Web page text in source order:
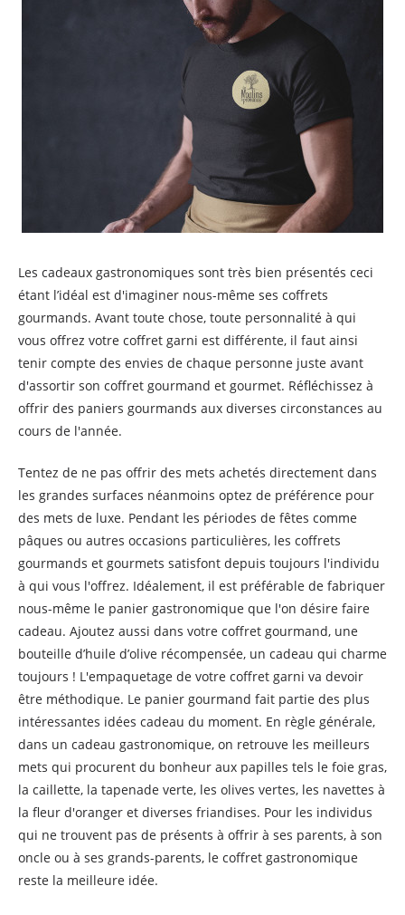
Les cadeaux gastronomiques sont très bien présentés ceci
étant l’idéal est d'imaginer nous-même ses coffrets
gourmands. Avant toute chose, toute personnalité à qui
vous offrez votre coffret garni est différente, il faut ainsi
tenir compte des envies de chaque personne juste avant
d'assortir son coffret gourmand et gourmet. Réfléchissez à
offrir des paniers gourmands aux diverses circonstances au
cours de l'année.
Tentez de ne pas offrir des mets achetés directement dans
les grandes surfaces néanmoins optez de préférence pour
des mets de luxe. Pendant les périodes de fêtes comme
pâques ou autres occasions particulières, les coffrets
gourmands et gourmets satisfont depuis toujours l'individu
à qui vous l'offrez. Idéalement, il est préférable de fabriquer
nous-même le panier gastronomique que l'on désire faire
cadeau. Ajoutez aussi dans votre coffret gourmand, une
bouteille d’huile d’olive récompensée, un cadeau qui charme
toujours ! L'empaquetage de votre coffret garni va devoir
être méthodique. Le panier gourmand fait partie des plus
intéressantes idées cadeau du moment. En règle générale,
dans un cadeau gastronomique, on retrouve les meilleurs
mets qui procurent du bonheur aux papilles tels le foie gras,
la caillette, la tapenade verte, les olives vertes, les navettes à
la fleur d'oranger et diverses friandises. Pour les individus
qui ne trouvent pas de présents à offrir à ses parents, à son
oncle ou à ses grands-parents, le coffret gastronomique
reste la meilleure idée.